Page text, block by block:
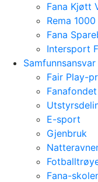
Fana Kjøtt
Rema
Fana
Intersport
Samfunnsansvar
Fair Play-
Fanafondet
E-sport
Gjenbruk
Fana-